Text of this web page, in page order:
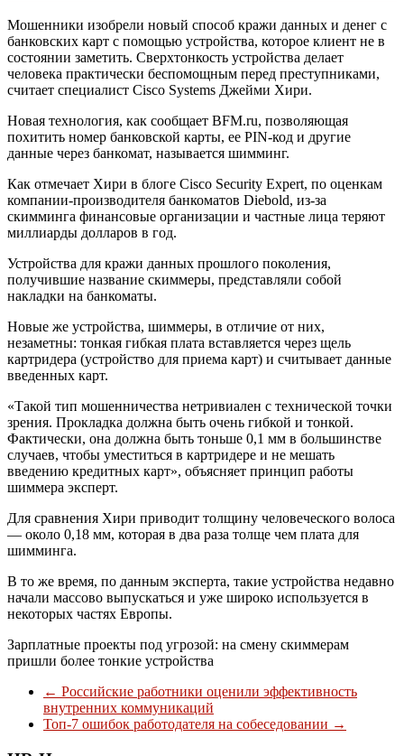
Мошенники изобрели новый способ кражи данных и денег с
банковских карт с помощью устройства, которое клиент не в
состоянии заметить. Сверхтонкость устройства делает
человека практически беспомощным перед преступниками,
считает специалист Cisco Systems Джейми Хири.
Новая технология, как сообщает BFM.ru, позволяющая
похитить номер банковской карты, ее PIN-код и другие
данные через банкомат, называется шимминг.
Как отмечает Хири в блоге Cisco Security Expert, по оценкам
компании-производителя банкоматов Diebold, из-за
скимминга финансовые организации и частные лица теряют
миллиарды долларов в год.
Устройства для кражи данных прошлого поколения,
получившие название скиммеры, представляли собой
накладки на банкоматы.
Новые же устройства, шиммеры, в отличие от них,
незаметны: тонкая гибкая плата вставляется через щель
картридера (устройство для приема карт) и считывает данные
введенных карт.
«Такой тип мошенничества нетривиален с технической точки
зрения. Прокладка должна быть очень гибкой и тонкой.
Фактически, она должна быть тоньше 0,1 мм в большинстве
случаев, чтобы уместиться в картридере и не мешать
введению кредитных карт», объясняет принцип работы
шиммера эксперт.
Для сравнения Хири приводит толщину человеческого волоса
— около 0,18 мм, которая в два раза толще чем плата для
шимминга.
В то же время, по данным эксперта, такие устройства недавно
начали массово выпускаться и уже широко используется в
некоторых частях Европы.
Зарплатные проекты под угрозой: на смену скиммерам
пришли более тонкие устройства
← Российские работники оценили эффективность
внутренних коммуникаций
Топ-7 ошибок работодателя на собеседовании →